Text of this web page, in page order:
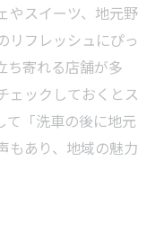
やスイーツ、地元野
リフレッシュにぴっ
ち寄れる店舗が多
ェックしておくとス
て「洗車の後に地元
もあり、地域の魅力